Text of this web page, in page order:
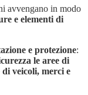
avvengano in modo
e elementi di
e protezione:
le aree di
veicoli, merci e